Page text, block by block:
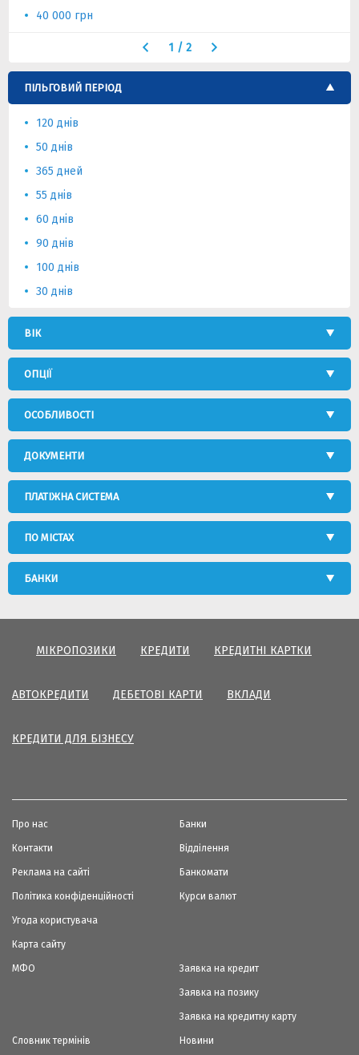
40 000 грн
1 / 2
ПІЛЬГОВИЙ ПЕРІОД
120 днів
50 днів
365 дней
55 днів
60 днів
90 днів
100 днів
30 днів
ВІК
ОПЦІЇ
ОСОБЛИВОСТІ
ДОКУМЕНТИ
ПЛАТІЖНА СИСТЕМА
ПО МІСТАХ
БАНКИ
МІКРОПОЗИКИ КРЕДИТИ КРЕДИТНІ КАРТКИ
АВТОКРЕДИТИ ДЕБЕТОВІ КАРТИ ВКЛАДИ
КРЕДИТИ ДЛЯ БІЗНЕСУ
Про нас
Контакти
Реклама на сайті
Політика конфіденційності
Угода користувача
Карта сайту
Банки
Відділення
Банкомати
Курси валют
МФО Заявка на кредит
Заявка на позику
Заявка на кредитну карту
Словник термінів Новини